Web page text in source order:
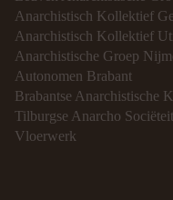
Anarchistisch Kollektief
Anarchistisch Kollektief
Anarchistische Groep
Autonomen Brabant
Brabantse Anarchistische
Tilburgse Anarcho Sociëteit
Vloerwerk